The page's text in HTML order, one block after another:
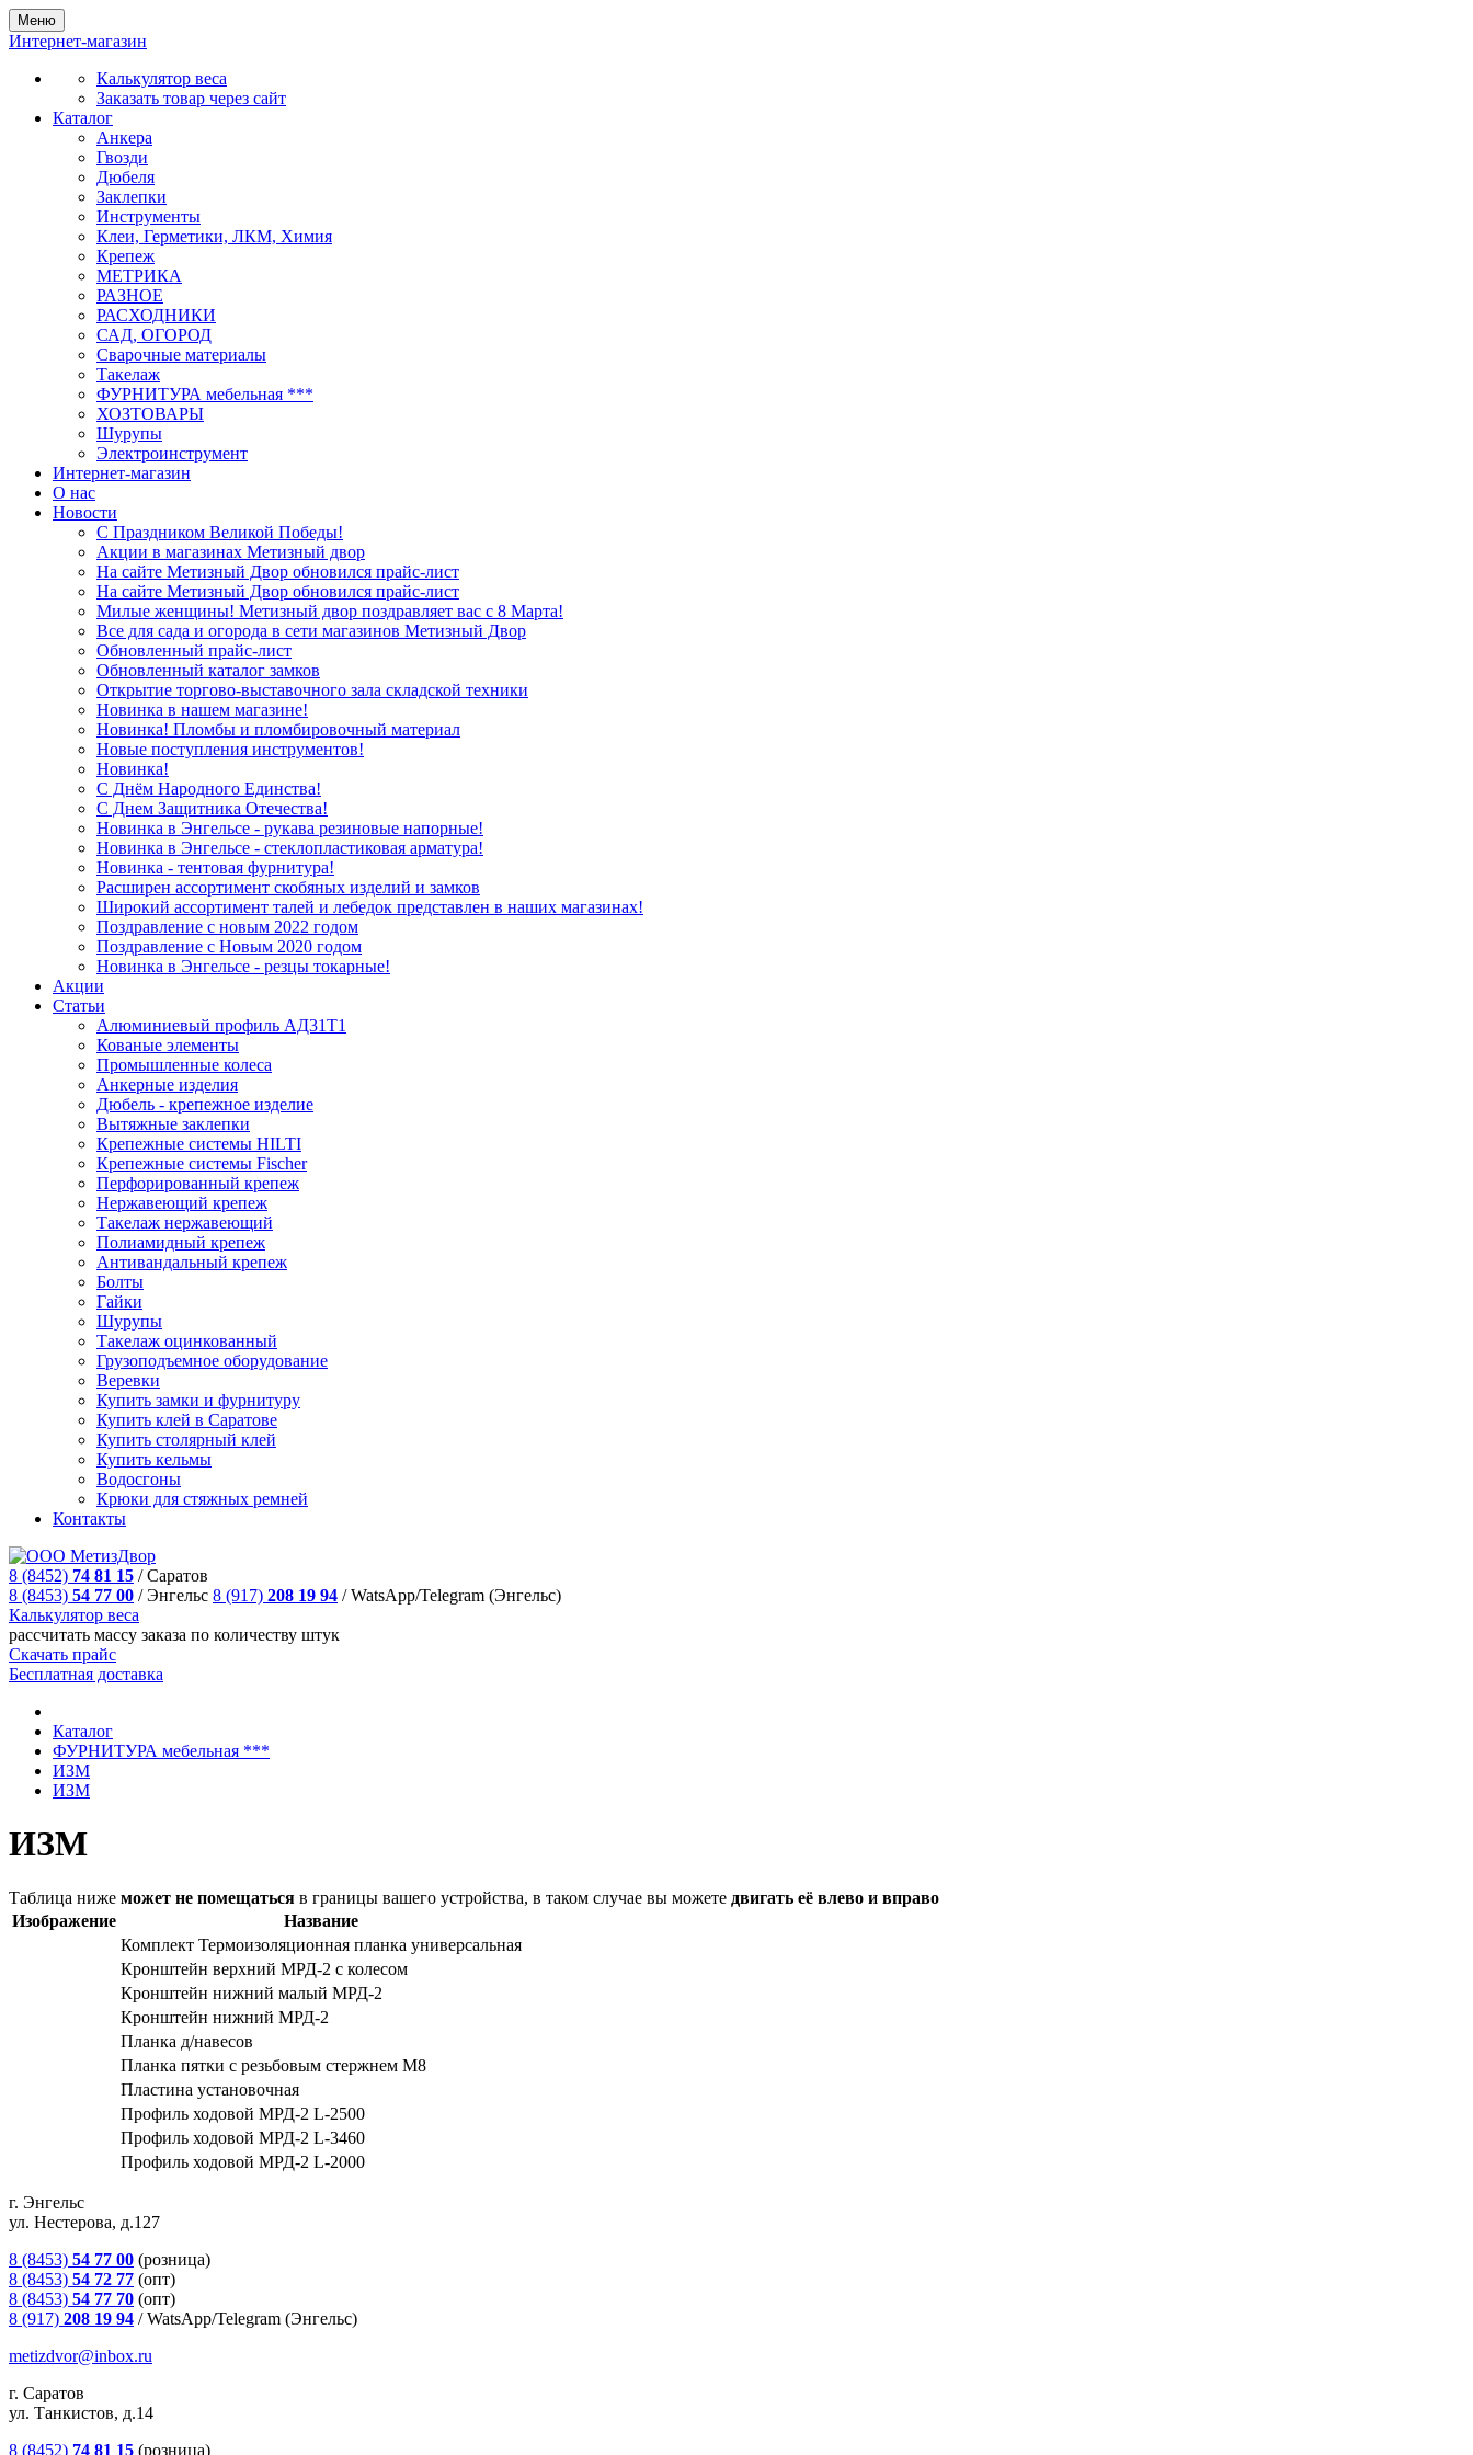
Меню
Интернет-магазин
Калькулятор веса
Заказать товар через сайт
Каталог
Анкера
Гвозди
Дюбеля
Заклепки
Инструменты
Клеи, Герметики, ЛКМ, Химия
Крепеж
МЕТРИКА
РАЗНОЕ
РАСХОДНИКИ
САД, ОГОРОД
Сварочные материалы
Такелаж
ФУРНИТУРА мебельная ***
ХОЗТОВАРЫ
Шурупы
Электроинструмент
Интернет-магазин
О нас
Новости
С Праздником Великой Победы!
Акции в магазинах Метизный двор
На сайте Метизный Двор обновился прайс-лист
На сайте Метизный Двор обновился прайс-лист
Милые женщины! Метизный двор поздравляет вас с 8 Марта!
Все для сада и огорода в сети магазинов Метизный Двор
Обновленный прайс-лист
Обновленный каталог замков
Открытие торгово-выставочного зала складской техники
Новинка в нашем магазине!
Новинка! Пломбы и пломбировочный материал
Новые поступления инструментов!
Новинка!
С Днём Народного Единства!
С Днем Защитника Отечества!
Новинка в Энгельсе - рукава резиновые напорные!
Новинка в Энгельсе - стеклопластиковая арматура!
Новинка - тентовая фурнитура!
Расширен ассортимент скобяных изделий и замков
Широкий ассортимент талей и лебедок представлен в наших магазинах!
Поздравление с новым 2022 годом
Поздравление с Новым 2020 годом
Новинка в Энгельсе - резцы токарные!
Акции
Статьи
Алюминиевый профиль АД31Т1
Кованые элементы
Промышленные колеса
Анкерные изделия
Дюбель - крепежное изделие
Вытяжные заклепки
Крепежные системы HILTI
Крепежные системы Fischer
Перфорированный крепеж
Нержавеющий крепеж
Такелаж нержавеющий
Полиамидный крепеж
Антивандальный крепеж
Болты
Гайки
Шурупы
Такелаж оцинкованный
Грузоподъемное оборудование
Веревки
Купить замки и фурнитуру
Купить клей в Саратове
Купить столярный клей
Купить кельмы
Водосгоны
Крюки для стяжных ремней
Контакты
8 (8452) 74 81 15 /Саратов
8 (8453) 54 77 00 /Энгельс 8 (917) 208 19 94 /WatsApp/Telegram (Энгельс)
Калькулятор веса
рассчитать массу заказа по количеству штук
Скачать прайс
Бесплатная доставка
Каталог
ФУРНИТУРА мебельная ***
ИЗМ
ИЗМ
ИЗМ
Таблица ниже может не помещаться в границы вашего устройства, в таком случае вы можете двигать её влево и вправо
Изображение
Название
Комплект Термоизоляционная планка универсальная
Кронштейн верхний МРД-2 с колесом
Кронштейн нижний малый МРД-2
Кронштейн нижний МРД-2
Планка д/навесов
Планка пятки с резьбовым стержнем М8
Пластина установочная
Профиль ходовой МРД-2 L-2500
Профиль ходовой МРД-2 L-3460
Профиль ходовой МРД-2 L-2000
г. Энгельс
ул. Нестерова, д.127
8 (8453) 54 77 00 (розница)
8 (8453) 54 72 77 (опт)
8 (8453) 54 77 70 (опт)
8 (917) 208 19 94 /WatsApp/Telegram (Энгельс)
metizdvor@inbox.ru
г. Саратов
ул. Танкистов, д.14
8 (8452) 74 81 15 (розница)